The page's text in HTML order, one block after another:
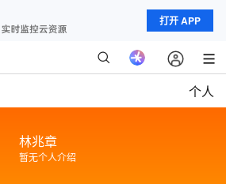
打开 APP
个人
林兆章
暂无个人介绍